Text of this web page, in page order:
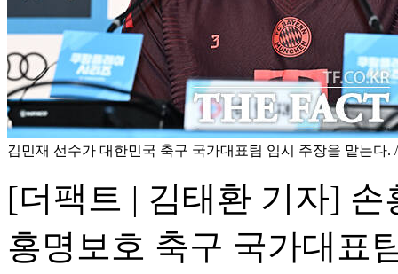
김민재 선수가 대한민국 축구 국가대표팀 임시 주장을 맡는다.
[더팩트 | 김태환 기자]
홍명보호 축구 국가대표